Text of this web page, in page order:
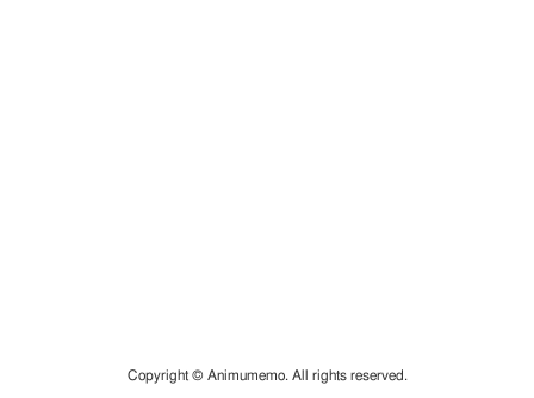
Copyright © Animumemo. All rights reserved.